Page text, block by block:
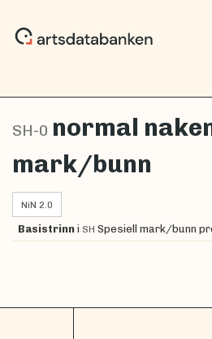
SH-0 normal
mark/bunn
NiN 2.0
Basistrinn i SH Spesiell mark/bunn